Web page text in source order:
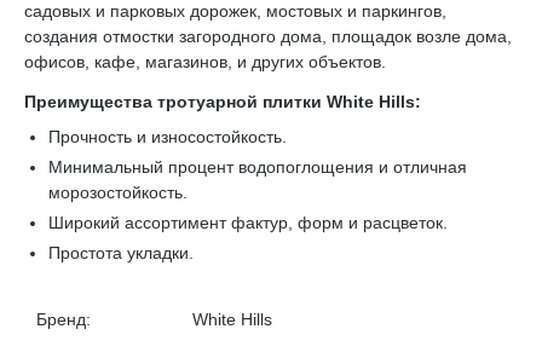
садовых и парковых дорожек, мостовых и паркингов,
создания отмостки загородного дома, площадок возле дома,
офисов, кафе, магазинов, и других объектов.
Преимущества тротуарной плитки White Hills:
Прочность и износостойкость.
Минимальный процент водопоглощения и отличная
морозостойкость.
Широкий ассортимент фактур, форм и расцветок.
Простота укладки.
Бренд: White Hills